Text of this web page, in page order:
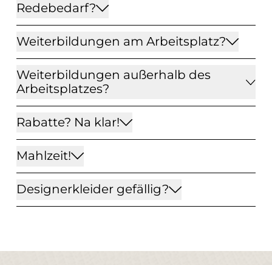
Redebedarf?
Weiterbildungen am Arbeitsplatz?
Weiterbildungen außerhalb des
Arbeitsplatzes?
Rabatte? Na klar!
Mahlzeit!
Designerkleider gefällig?